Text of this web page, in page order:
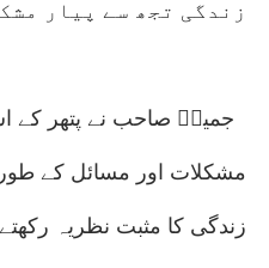
زندگی تجھ سے پیار
جمیلؔ صاحب نے پتھر کے
مشکلات اور مسائل کے طور
زندگی کا مثبت نظریہ